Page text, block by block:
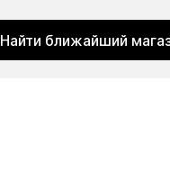
Найти ближайший